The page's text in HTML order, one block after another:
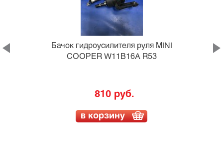
Бачок гидроусилителя руля MINI
COOPER W11B16A R53
810 руб.
в корзину